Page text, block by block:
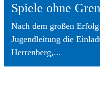
Spiele ohne
Nach dem großen
Jugendleitung die
Herrenberg,...